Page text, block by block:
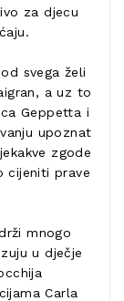
za djecu
svega želi
a uz to
Geppetta i
upoznat
zgode
cijeniti prave
mnogo
u dječje
Carla